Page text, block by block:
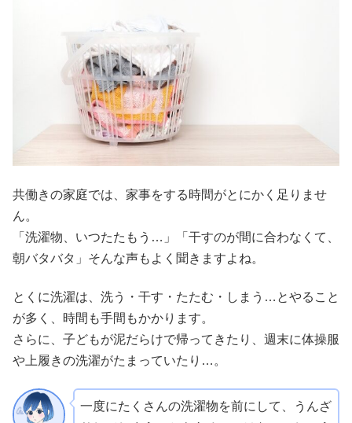
共働きの家庭では、家事をする時間がとにかく足りませ
ん。
「洗濯物、いつたたもう…」「干すのが間に合わなくて、
朝バタバタ」そんな声もよく聞きますよね。
とくに洗濯は、洗う・干す・たたむ・しまう…とやること
が多く、時間も手間もかかります。
さらに、子どもが泥だらけで帰ってきたり、週末に体操服
や上履きの洗濯がたまっていたり…。
一度にたくさんの洗濯物を前にして、うんざ